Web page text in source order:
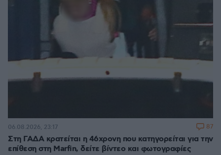
Στη ΓΑΔΑ κρατείται η 46χρονη που κατηγορείται για την
επίθεση στη Marfin, δείτε βίντεο και φωτογραφίες
06.08.2026, 23:17 87